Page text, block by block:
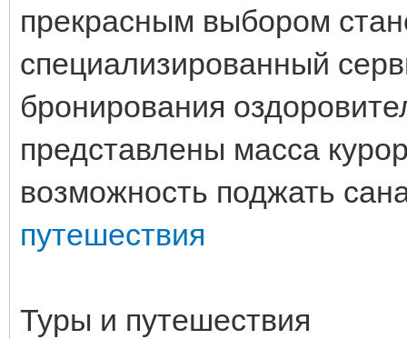
прекрасным выбором
специализированный
бронирования
представлены масса
возможность поджать
путешествия
Туры и путешествия